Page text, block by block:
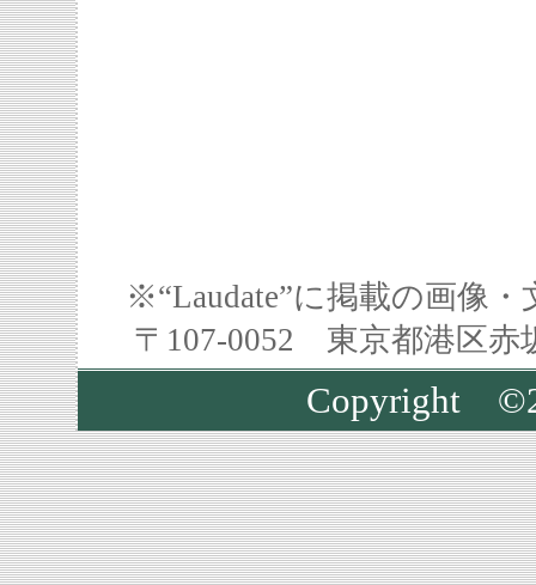
※“Laudate”に掲載の画像
〒107-0052 東京都港区
Copyright